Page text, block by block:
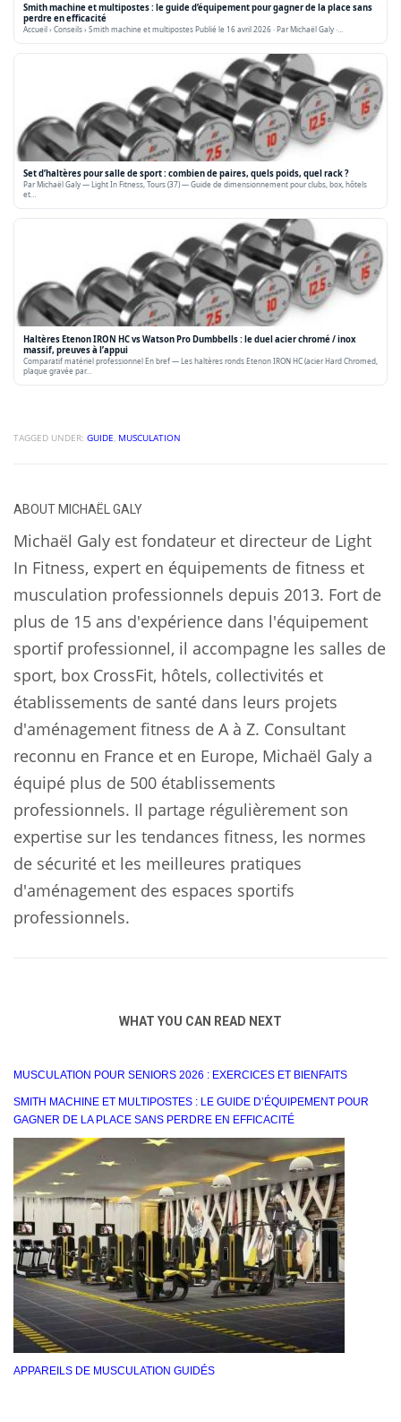
Smith machine et multipostes : le guide d’équipement pour gagner de la place sans
perdre en efficacité
Accueil › Conseils › Smith machine et multipostes Publié le 16 avril 2026 · Par Michaël Galy ·…
Set d’haltères pour salle de sport : combien de paires, quels poids, quel rack ?
Par Michaël Galy — Light In Fitness, Tours (37) — Guide de dimensionnement pour clubs, box, hôtels
et…
Haltères Etenon IRON HC vs Watson Pro Dumbbells : le duel acier chromé / inox
massif, preuves à l’appui
Comparatif matériel professionnel En bref — Les haltères ronds Etenon IRON HC (acier Hard Chromed,
plaque gravée par…
TAGGED UNDER: GUIDE MUSCULATION
ABOUT MICHAËL GALY
Michaël Galy est fondateur et directeur de Light
In Fitness, expert en équipements de fitness et
musculation professionnels depuis 2013. Fort de
plus de 15 ans d'expérience dans l'équipement
sportif professionnel, il accompagne les salles de
sport, box CrossFit, hôtels, collectivités et
établissements de santé dans leurs projets
d'aménagement fitness de A à Z. Consultant
reconnu en France et en Europe, Michaël Galy a
équipé plus de 500 établissements
professionnels. Il partage régulièrement son
expertise sur les tendances fitness, les normes
de sécurité et les meilleures pratiques
d'aménagement des espaces sportifs
professionnels.
WHAT YOU CAN READ NEXT
MUSCULATION POUR SENIORS 2026 : EXERCICES ET BIENFAITS
SMITH MACHINE ET MULTIPOSTES : LE GUIDE D’ÉQUIPEMENT POUR
GAGNER DE LA PLACE SANS PERDRE EN EFFICACITÉ
APPAREILS DE MUSCULATION GUIDÉS